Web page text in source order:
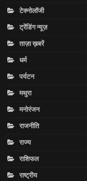
टेक्नोलॉजी
ट्रेंडिंग न्यूज़
ताज़ा ख़बरें
धर्म
पर्यटन
मथुरा
मनोरंजन
राजनीति
राज्य
राशिफल
राष्ट्रीय